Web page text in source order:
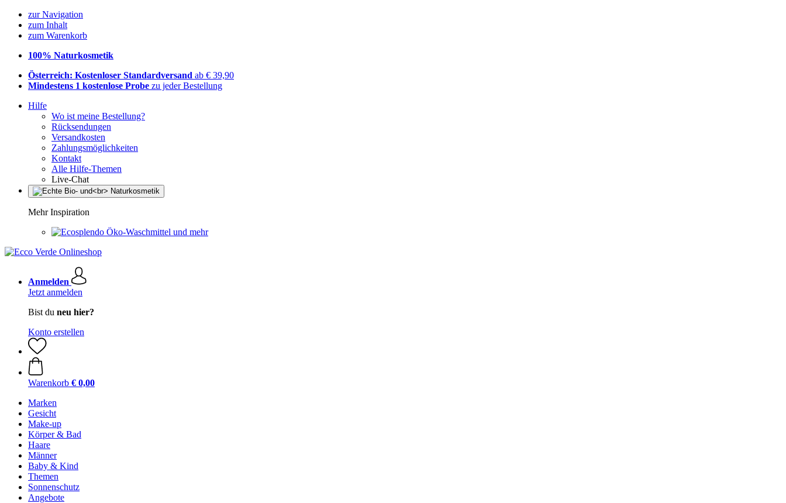
zur Navigation
zum Inhalt
zum Warenkorb
100% Naturkosmetik
Österreich: Kostenloser Standardversand ab € 39,90
Mindestens 1 kostenlose Probe zu jeder Bestellung
Hilfe
Wo ist meine Bestellung?
Rücksendungen
Versandkosten
Zahlungsmöglichkeiten
Kontakt
Alle Hilfe-Themen
Live-Chat
Mehr Inspiration
Öko-Waschmittel und mehr
Anmelden
Jetzt anmelden
Bist du neu hier?
Konto erstellen
Warenkorb € 0,00
Marken
Gesicht
Make-up
Körper & Bad
Haare
Männer
Baby & Kind
Themen
Sonnenschutz
Angebote